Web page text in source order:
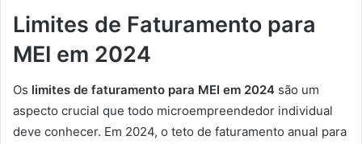
Limites de Faturamento para
MEI em 2024
Os limites de faturamento para MEI em 2024 são um
aspecto crucial que todo microempreendedor individual
deve conhecer. Em 2024, o teto de faturamento anual para